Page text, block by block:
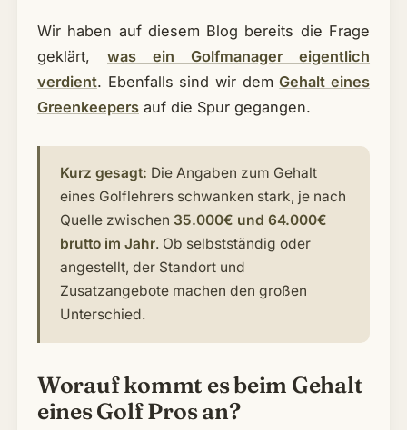
Wir haben auf diesem Blog bereits die Frage
geklärt, was ein Golfmanager eigentlich
verdient. Ebenfalls sind wir demGehalt eines
Greenkeepersauf die Spur gegangen.
Kurz gesagt: Die Angaben zum Gehalt
eines Golflehrers schwanken stark, je nach
Quelle zwischen 35.000€ und 64.000€
brutto im Jahr. Ob selbstständig oder
angestellt, der Standort und
Zusatzangebote machen den großen
Unterschied.
Worauf kommt es beim Gehalt
eines Golf Pros an?